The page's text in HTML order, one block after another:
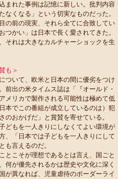
まれた事例は記憶に新しい。批判内容
なくなる」という切実なものだった。
の前の現実、それら全てに合致してい
つかい」は日本で長く愛されてきた。
それは大きなカルチャーショックを生
も＞
ついて、欧米と日本の間に優劣をつけ
前出の米タイムス誌は「『オールド・
メリカで製作される可能性は極めて低
本でこの番組が成立しているのは）犯
のおかげだ」と賞賛を寄せている。
どもを一人きりにしなくてよい環境が
、「日本では子どもを一人きりにして
も言えるのだ。
とこそが理想であるとは言え、国ごと
何が優先されるかは歴史や文化に深く
が異なれば、児童虐待のボーダーライ